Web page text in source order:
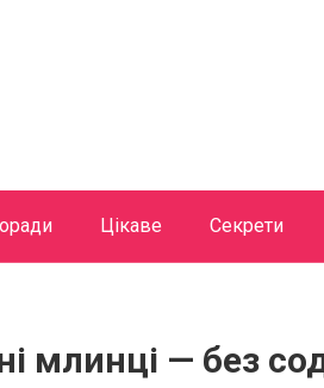
Цікаве Секрети
млинці — без